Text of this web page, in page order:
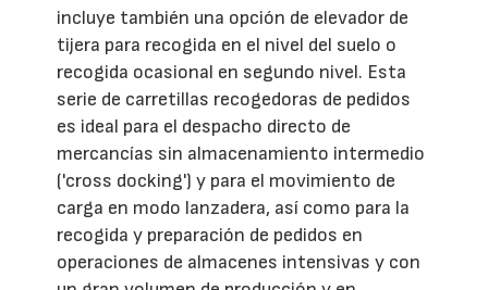
incluye también una opción de elevador de
tijera para recogida en el nivel del suelo o
recogida ocasional en segundo nivel. Esta
serie de carretillas recogedoras de pedidos
es ideal para el despacho directo de
mercancías sin almacenamiento intermedio
('cross docking') y para el movimiento de
carga en modo lanzadera, así como para la
recogida y preparación de pedidos en
operaciones de almacenes intensivas y con